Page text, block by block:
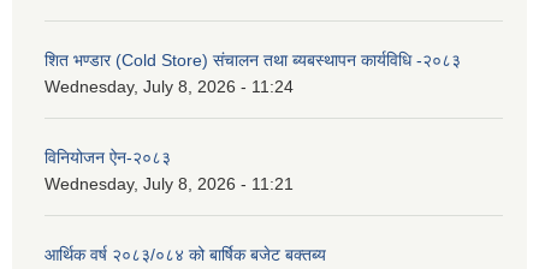
शित भण्डार (Cold Store) संचालन तथा ब्यबस्थापन कार्यविधि -२०८३
Wednesday, July 8, 2026 - 11:24
विनियोजन ऐन-२०८३
Wednesday, July 8, 2026 - 11:21
आर्थिक वर्ष २०८३/०८४ को बार्षिक बजेट बक्तब्य